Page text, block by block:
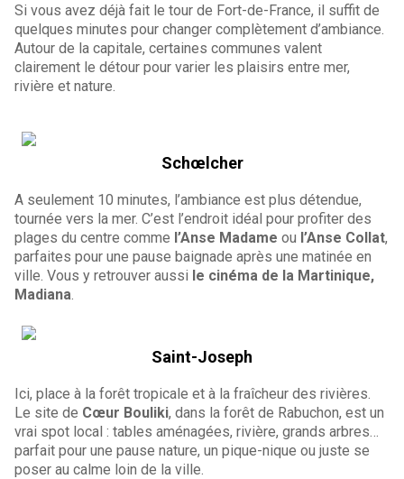
Si vous avez déjà fait le tour de Fort-de-France, il suffit de
quelques minutes pour changer complètement d’ambiance.
Autour de la capitale, certaines communes valent
clairement le détour pour varier les plaisirs entre mer,
rivière et nature.
Schœlcher
A seulement 10 minutes, l’ambiance est plus détendue,
tournée vers la mer. C’est l’endroit idéal pour profiter des
plages du centre comme l’Anse Madame ou l’Anse Collat,
parfaites pour une pause baignade après une matinée en
ville. Vous y retrouver aussi le cinéma de la Martinique,
Madiana.
Saint-Joseph
Ici, place à la forêt tropicale et à la fraîcheur des rivières.
Le site de Cœur Bouliki, dans la forêt de Rabuchon, est un
vrai spot local : tables aménagées, rivière, grands arbres…
parfait pour une pause nature, un pique-nique ou juste se
poser au calme loin de la ville.